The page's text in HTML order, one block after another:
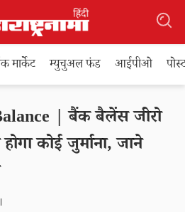
मार्केट म्युचुअल फंड आईपीओ
| बैंक बैलेंस जीरो
कोई जुर्माना, जाने